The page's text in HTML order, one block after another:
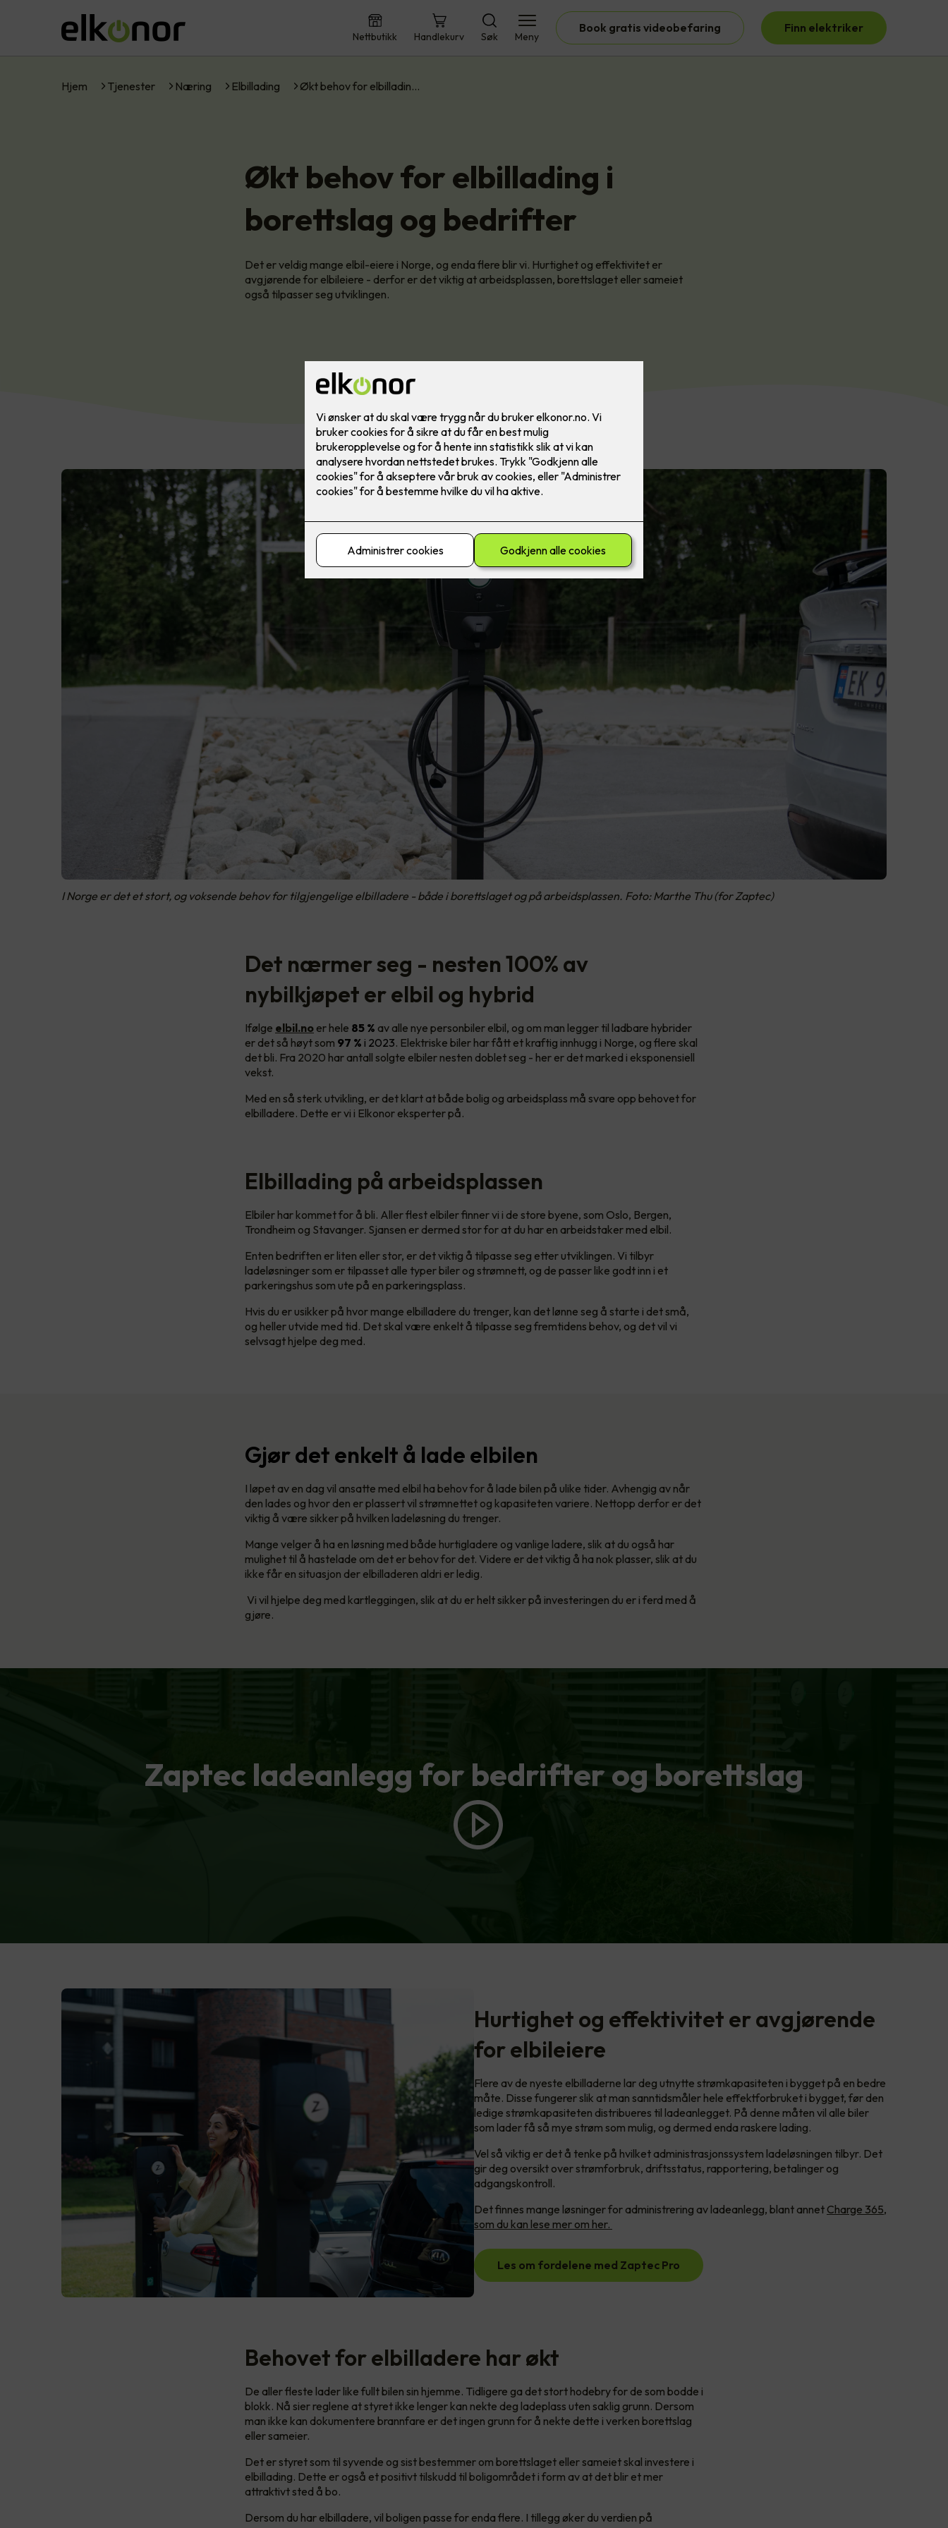
Nettbutikk Handlekurv Søk Meny
Book gratis videobefaring Finn elektriker
Hjem Tjenester Næring Elbillading Økt behov for elbilladin…
Økt behov for elbillading i
borettslag og bedrifter
Det er veldig mange elbil-eiere i Norge, og enda flere blir vi. Hurtighet og effektivitet er
avgjørende for elbileiere - derfor er det viktig at arbeidsplassen, borettslaget eller sameiet
også tilpasser seg utviklingen.
I Norge er det et stort, og voksende behov for tilgjengelige elbilladere - både i borettslaget og på arbeidsplassen. Foto: Marthe Thu (for Zaptec)
Det nærmer seg - nesten 100% av
nybilkjøpet er elbil og hybrid
Ifølge elbil.no er hele 85 % av alle nye personbiler elbil, og om man legger til ladbare hybrider
er det så høyt som 97 % i 2023. Elektriske biler har fått et kraftig innhugg i Norge, og flere skal
det bli. Fra 2020 har antall solgte elbiler nesten doblet seg - her er det marked i eksponensiell
vekst.
Med en så sterk utvikling, er det klart at både bolig og arbeidsplass må svare opp behovet for
elbilladere. Dette er vi i Elkonor eksperter på.
Elbillading på arbeidsplassen
Elbiler har kommet for å bli. Aller flest elbiler finner vi i de store byene, som Oslo, Bergen,
Trondheim og Stavanger. Sjansen er dermed stor for at du har en arbeidstaker med elbil.
Enten bedriften er liten eller stor, er det viktig å tilpasse seg etter utviklingen. Vi tilbyr
ladeløsninger som er tilpasset alle typer biler og strømnett, og de passer like godt inn i et
parkeringshus som ute på en parkeringsplass.
Hvis du er usikker på hvor mange elbilladere du trenger, kan det lønne seg å starte i det små,
og heller utvide med tid. Det skal være enkelt å tilpasse seg fremtidens behov, og det vil vi
selvsagt hjelpe deg med.
Gjør det enkelt å lade elbilen
I løpet av en dag vil ansatte med elbil ha behov for å lade bilen på ulike tider. Avhengig av når
den lades og hvor den er plassert vil strømnettet og kapasiteten variere. Nettopp derfor er det
viktig å være sikker på hvilken ladeløsning du trenger.
Mange velger å ha en løsning med både hurtigladere og vanlige ladere, slik at du også har
mulighet til å hastelade om det er behov for det. Videre er det viktig å ha nok plasser, slik at du
ikke får en situasjon der elbilladeren aldri er ledig.
Vi vil hjelpe deg med kartleggingen, slik at du er helt sikker på investeringen du er i ferd med å
gjøre.
Zaptec ladeanlegg for bedrifter og borettslag
Hurtighet og effektivitet er avgjørende
for elbileiere
Flere av de nyeste elbilladerne lar deg utnytte strømkapasiteten i bygget på en bedre
måte. Disse fungerer slik at man sanntidsmåler hele effektforbruket i bygget, før den
ledige strømkapasiteten distribueres til ladeanlegget. På denne måten vil alle biler
som lader få så mye strøm som mulig, og dermed enda raskere lading.
Vel så viktig er det å tenke på hvilket administrasjonssystem ladeløsningen tilbyr. Det
gir deg oversikt over strømforbruk, driftsstatus, rapportering, betalinger og
adgangskontroll.
Det finnes mange løsninger for administrering av ladeanlegg, blant annet Charge 365,
som du kan lese mer om her.
Les om fordelene med Zaptec Pro
Behovet for elbilladere har økt
De aller fleste lader like fullt bilen sin hjemme. Tidligere ga det stort hodebry for de som bodde i
blokk. Nå sier reglene at styret ikke lenger kan nekte deg ladeplass uten saklig grunn. Dersom
man ikke kan dokumentere brannfare er det ingen grunn for å nekte dette i verken borettslag
eller sameier.
Det er styret som til syvende og sist bestemmer om borettslaget eller sameiet skal investere i
elbillading. Dette er også et positivt tilskudd til boligområdet i form av at det blir et mer
attraktivt sted å bo.
Dersom du har elbilladere, vil boligen passe for enda flere. I tillegg øker du verdien på